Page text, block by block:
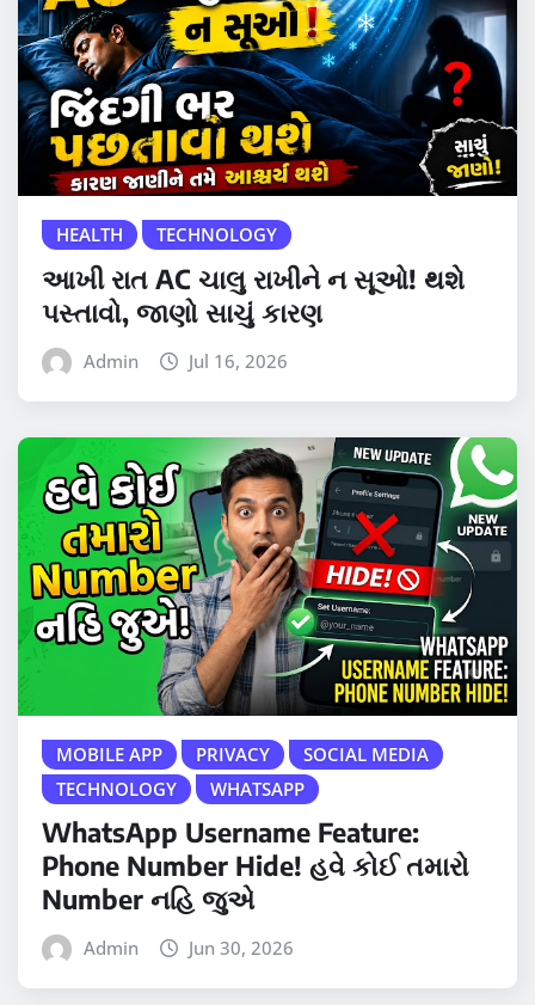
HEALTH TECHNOLOGY
આખી રાત AC ચાલુ રાખીને ન સૂઓ! થશે
પસ્તાવો, જાણો સાચું કારણ
Admin Jul 16, 2026
MOBILE APP PRIVACY
SOCIAL MEDIA
TECHNOLOGY
WHATSAPP
WhatsApp Username Feature:
Phone Number Hide! હવે કોઈ તમારો
Number નહિ જુએ
Admin Jun 30, 2026